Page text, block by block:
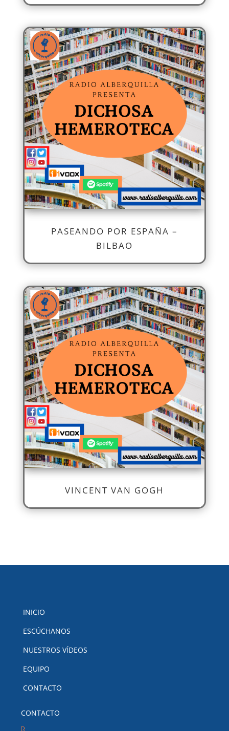
PASEANDO POR ESPAÑA –
BILBAO
VINCENT VAN GOGH
INICIO
ESCÚCHANOS
NUESTROS VÍDEOS
EQUIPO
CONTACTO
CONTACTO